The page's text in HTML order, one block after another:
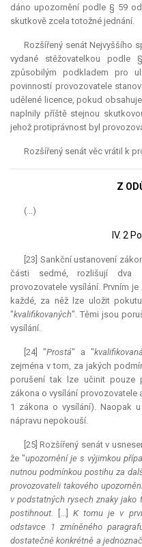
dáno upozornění podle § 59
skutkově zcela totožné jednání.
Rozšířený senát Nejvyššího
vydané stěžovatelkou
způsobilým podkladem pro
povinností provozovatele
udělené licence, pokud
naplnily příště stejnou
jehož protiprávnost byl
Rozšířený senát věc vrátil k
Z
(...)
IV. 2
[23] Sankční ustanovení
části sedmé, rozlišují dva
provozovatele vysílání. Prvním je
každé, za něž lze uložit
"kvalifikovaných". Těmi jsou
vysílání.
[24] "Prostá" a "
zejména v tom, za jakých
porušení tak lze učinit pouze
zákona o vysílání provozovatele
1 zákona o vysílání). Naopak
nápravu nepokouší.
[25] Rozšířený senát v
že "upozornění je s výjimkou
nutnou podmínkou postihu za
provozovateli takového
v podstatných rysech znaky jako
postihnout.
[...]K tomu je v
odstavce 1 zmíněného
dostatečně konkrétně a